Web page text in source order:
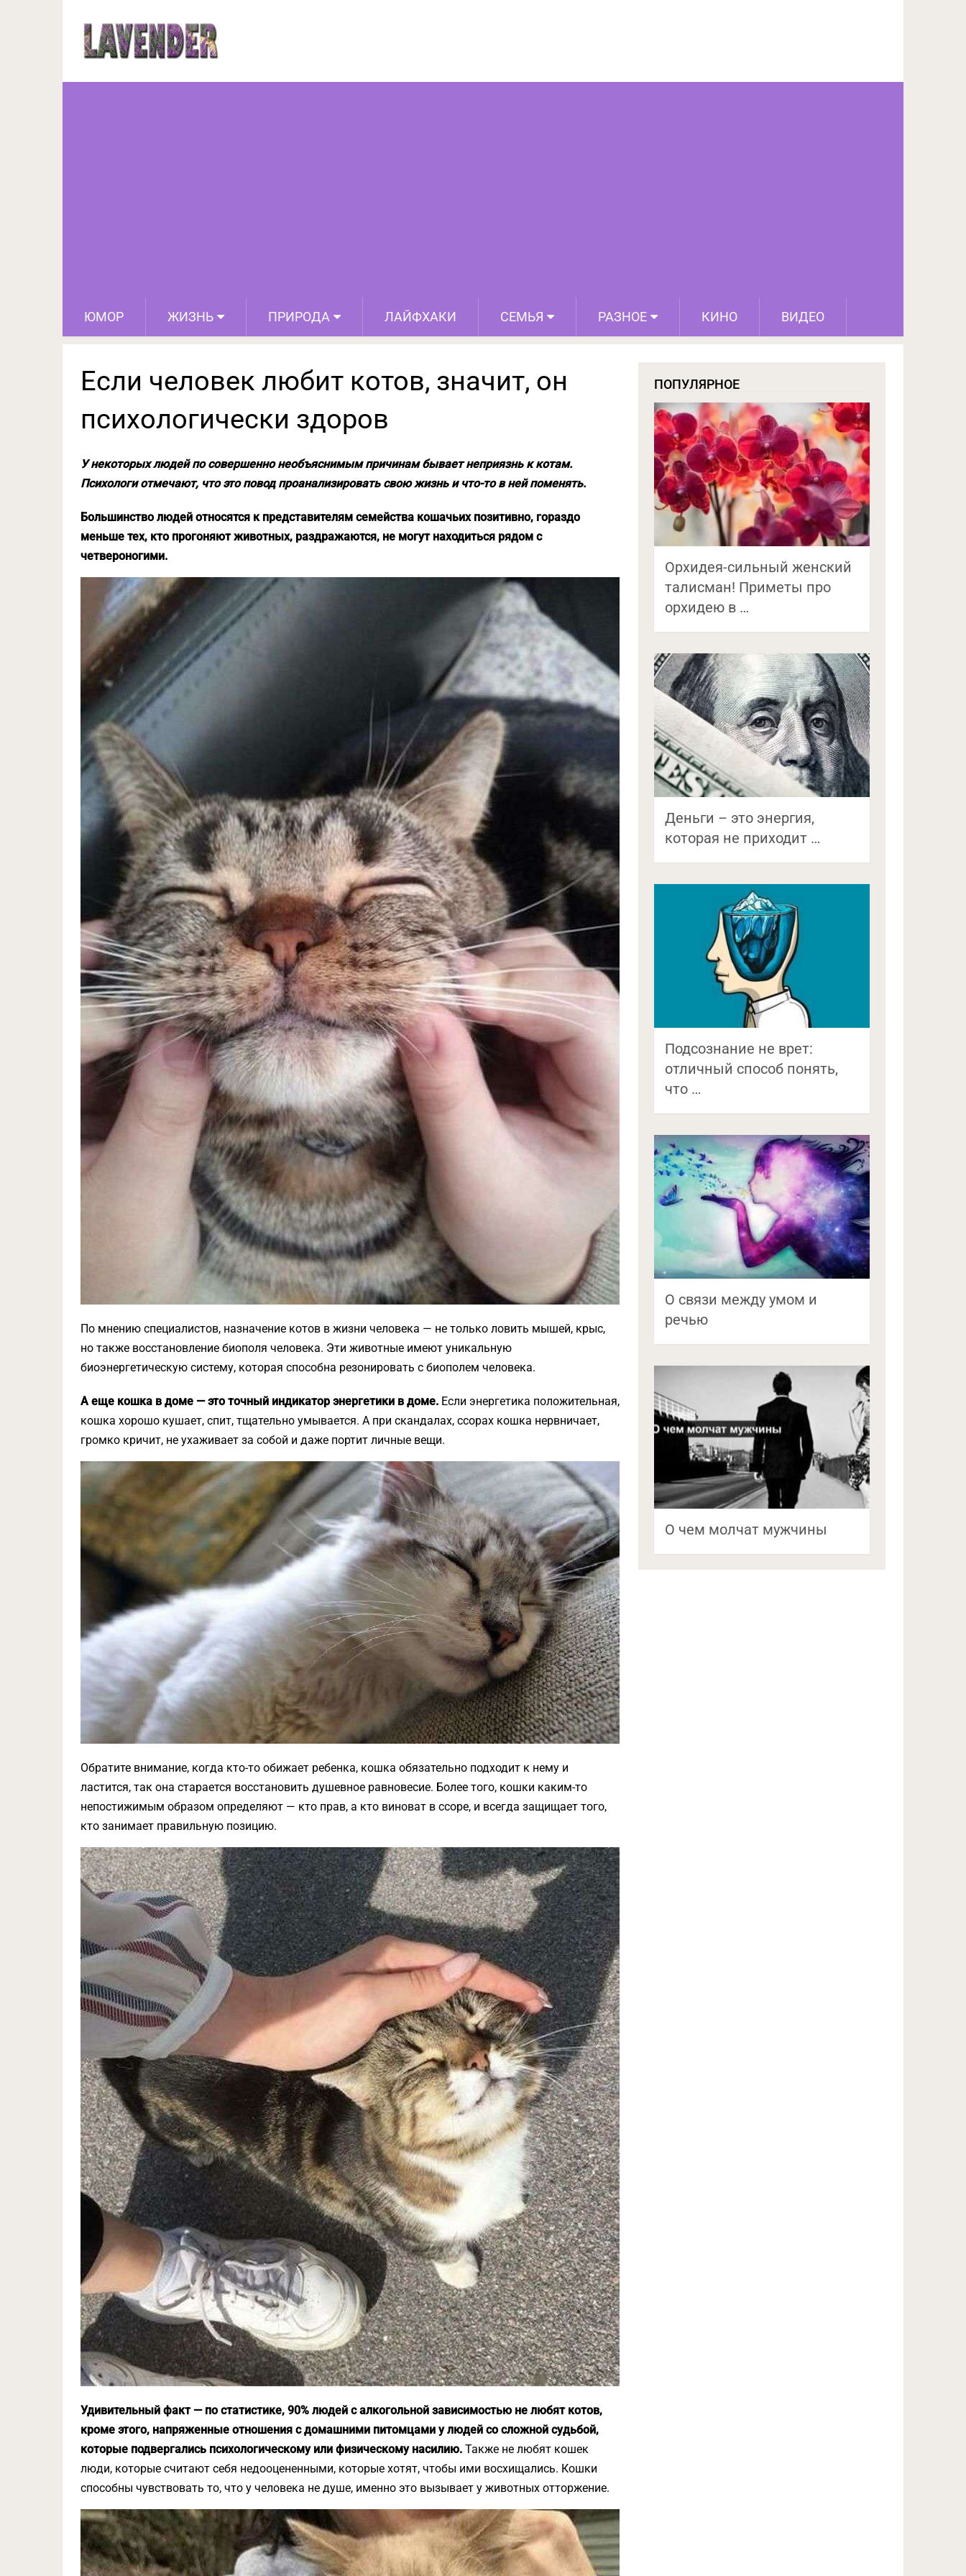
ЮМОР ЖИЗНЬ ПРИРОДА ЛАЙФХАКИ СЕМЬЯ РАЗНОЕ КИНО ВИДЕО
Если человек любит котов, значит, он психологически здоров
Если человек любит котов, значит, он
психологически здоров
У некоторых людей по совершенно необъяснимым причинам бывает неприязнь к котам.
Психологи отмечают, что это повод проанализировать свою жизнь и что-то в ней поменять.
Большинство людей относятся к представителям семейства кошачьих позитивно, гораздо
меньше тех, кто прогоняют животных, раздражаются, не могут находиться рядом с
четвероногими.
По мнению специалистов, назначение котов в жизни человека — не только ловить мышей, крыс,
но также восстановление биополя человека. Эти животные имеют уникальную
биоэнергетическую систему, которая способна резонировать с биополем человека.
А еще кошка в доме — это точный индикатор энергетики в доме. Если энергетика положительная,
кошка хорошо кушает, спит, тщательно умывается. А при скандалах, ссорах кошка нервничает,
громко кричит, не ухаживает за собой и даже портит личные вещи.
Обратите внимание, когда кто-то обижает ребенка, кошка обязательно подходит к нему и
ластится, так она старается восстановить душевное равновесие. Более того, кошки каким-то
непостижимым образом определяют — кто прав, а кто виноват в ссоре, и всегда защищает того,
кто занимает правильную позицию.
Удивительный факт — по статистике, 90% людей с алкогольной зависимостью не любят котов,
кроме этого, напряженные отношения с домашними питомцами у людей со сложной судьбой,
которые подвергались психологическому или физическому насилию. Также не любят кошек
люди, которые считают себя недооцененными, которые хотят, чтобы ими восхищались. Кошки
способны чувствовать то, что у человека не душе, именно это вызывает у животных отторжение.
ПОПУЛЯРНОЕ
Орхидея-сильный женский
талисман! Приметы про
орхидею в …
Деньги – это энергия,
которая не приходит …
Подсознание не врет:
отличный способ понять,
что …
О связи между умом и
речью
О чем молчат мужчины